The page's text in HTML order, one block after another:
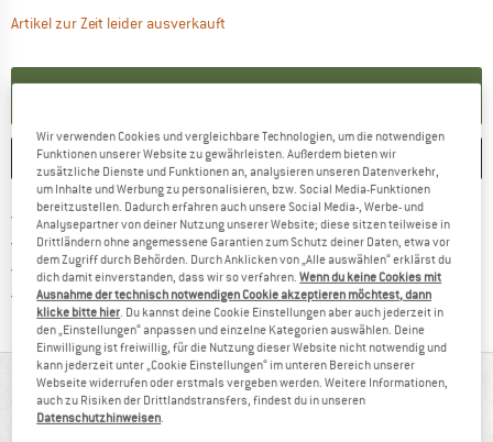
Artikel zur Zeit leider ausverkauft
MERKEN VERGLEICHEN
Portofrei ab 69 € (DE)Finde mehr Informationen zu den
100 Tage RückgaberechtGehe hier zu den Rückgabe-
Kauf auf RechnungFinde die Zahlungs-Infos hier! Öffnet
Trusted Shops KäuferschutzFinde alle Infos hier!
AUF EINEN BLICK
Warme Handschuhe mit praktischen Details
Wir verwenden Cookies und vergleichbare Technologien, um die notwendigen
Funktionen unserer Website zu gewährleisten. Außerdem bieten wir
zusätzliche Dienste und Funktionen an, analysieren unseren Datenverkehr,
um Inhalte und Werbung zu personalisieren, bzw. Social Media-Funktionen
bereitzustellen. Dadurch erfahren auch unsere Social Media-, Werbe- und
Analysepartner von deiner Nutzung unserer Website; diese sitzen teilweise in
Drittländern ohne angemessene Garantien zum Schutz deiner Daten, etwa vor
dem Zugriff durch Behörden. Durch Anklicken von „Alle auswählen“ erklärst du
dich damit einverstanden, dass wir so verfahren.Wenn du keine Cookies mit
Ausnahme der technisch notwendigen Cookie akzeptieren möchtest, dann
klicke bitte hier . Du kannst deine Cookie Einstellungen aber auch jederzeit in
den „Einstellungen“ anpassen und einzelne Kategorien auswählen. Deine
Einwilligung ist freiwillig, für die Nutzung dieser Website nicht notwendig und
kann jederzeit unter „Cookie Einstellungen“ im unteren Bereich unserer
Webseite widerrufen oder erstmals vergeben werden. Weitere Informationen,
auch zu Risiken der Drittlandstransfers, findest du in unseren
Datenschutzhinweisen